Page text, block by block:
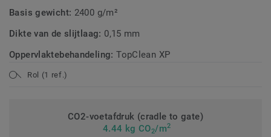
Basis gewicht: 2400 g/m²
Dikte van de slijtlaag: 0,15 mm
Oppervlaktebehandeling:TopClean XP
Rol (1 ref.)
CO2-voetafdruk (cradle to gate)
4.44 kg CO2/m2